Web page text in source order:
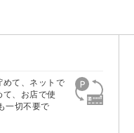
めて、ネットで
て、お店で使
一切不要で